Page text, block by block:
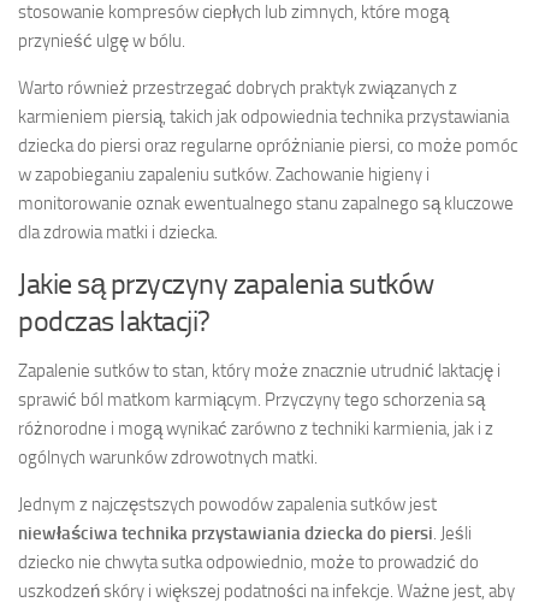
stosowanie kompresów ciepłych lub zimnych, które mogą
przynieść ulgę w bólu.
Warto również przestrzegać dobrych praktyk związanych z
karmieniem piersią, takich jak odpowiednia technika przystawiania
dziecka do piersi oraz regularne opróżnianie piersi, co może pomóc
w zapobieganiu zapaleniu sutków. Zachowanie higieny i
monitorowanie oznak ewentualnego stanu zapalnego są kluczowe
dla zdrowia matki i dziecka.
Jakie są przyczyny zapalenia sutków
podczas laktacji?
Zapalenie sutków to stan, który może znacznie utrudnić laktację i
sprawić ból matkom karmiącym. Przyczyny tego schorzenia są
różnorodne i mogą wynikać zarówno z techniki karmienia, jak i z
ogólnych warunków zdrowotnych matki.
Jednym z najczęstszych powodów zapalenia sutków jest
niewłaściwa technika przystawiania dziecka do piersi. Jeśli
dziecko nie chwyta sutka odpowiednio, może to prowadzić do
uszkodzeń skóry i większej podatności na infekcje. Ważne jest, aby